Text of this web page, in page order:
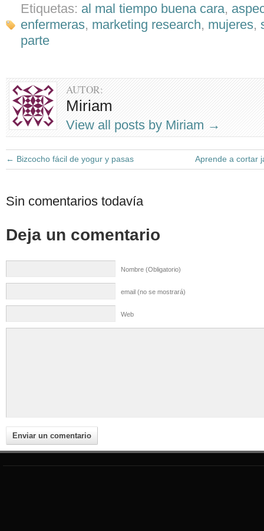
Etiquetas: al mal tiempo buena cara,
enfermeras, marketing research, mujeres,
parte
AUTOR:
Miriam
View all posts by Miriam →
← Bizcocho fácil de yogur y pasas Aprende a cortar
Sin comentarios todavía
Deja un comentario
Nombre (Obligatorio)
email (no se mostrará)
Web